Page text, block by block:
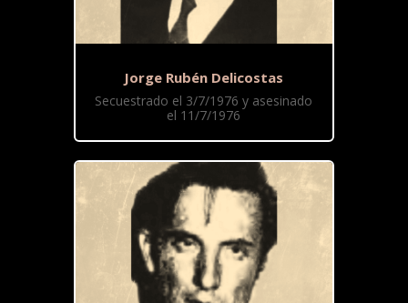
Jorge Rubén Delicostas
Secuestrado el 3/7/1976 y asesinado
el 11/7/1976